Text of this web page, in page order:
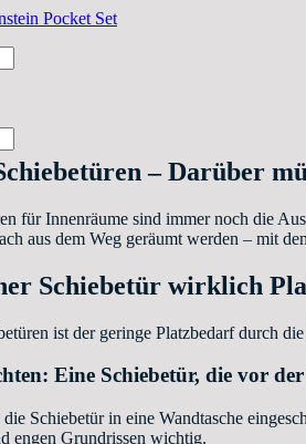
– Darüber
für Innenräume sind immer noch die
aus dem Weg geräumt werden – mit
Schiebetür wirklich
ist der geringe Platzbedarf durch
Eine Schiebetür, die vor
Schiebetür in eine Wandtasche
engen Grundrissen wichtig.